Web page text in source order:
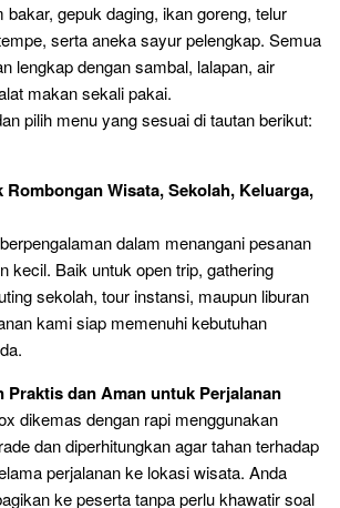
bakar, gepuk daging, ikan goreng, telur
serta aneka sayur pelengkap. Semua
lengkap dengan sambal, lalapan, air
makan sekali pakai.
pilih menu yang sesuai di tautan berikut:
Wisata, Sekolah, Keluarga,
dalam menangani pesanan
kecil. Baik untuk open trip, gathering
sekolah, tour instansi, maupun liburan
kami siap memenuhi kebutuhan
Praktis dan Aman untuk Perjalanan
dikemas dengan rapi menggunakan
dan diperhitungkan agar tahan terhadap
perjalanan ke lokasi wisata. Anda
ke peserta tanpa perlu khawatir soal